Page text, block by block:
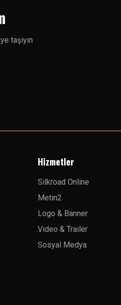
taşıyın
Hizmetler
Silkroad Online
Metin2
Logo & Banner
Video & Trailer
Sosyal Medya